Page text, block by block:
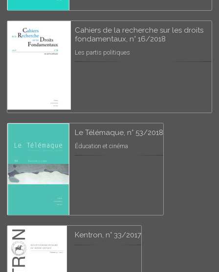
Cahiers de la recherche sur les droits
fondamentaux, n° 16/2018
Les partis politiques
Le Télémaque, n° 53/2018
Éducation et cinéma
Kentron, n° 33/2017